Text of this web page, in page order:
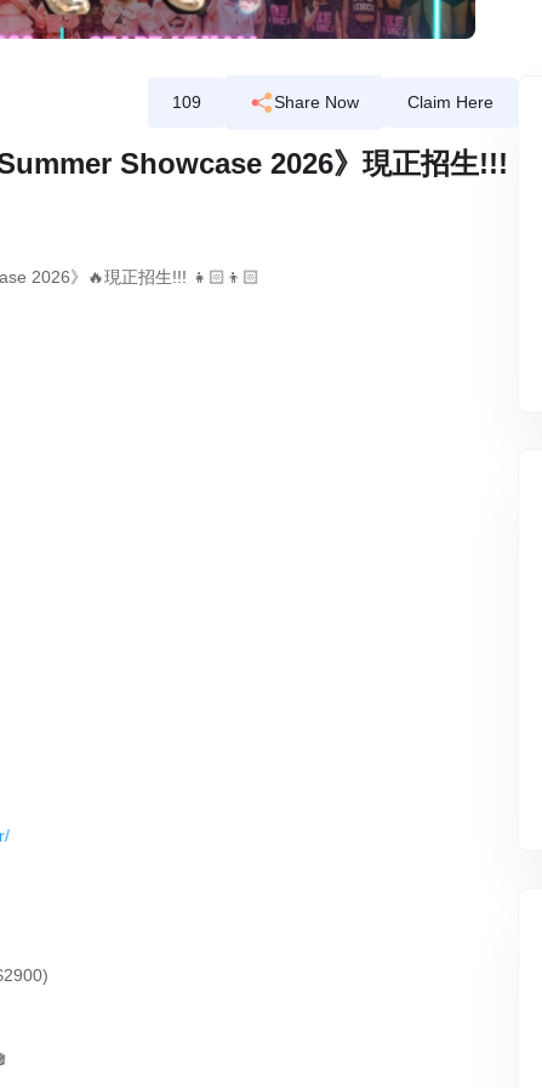
109 Share Now Claim Here
Showcase 2026》現正招生!!!
2026》🔥現正招生!!! 👧🏻👦🏻